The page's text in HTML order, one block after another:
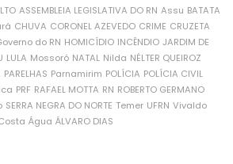
ASSEMBLEIA LEGISLATIVA DO RN Assu BATATA
CHUVA CORONEL AZEVEDO CRIME CRUZETA
do RN HOMICÍDIO INCÊNDIO JARDIM DE
LULA Mossoró NATAL Nilda NÉLTER QUEIROZ
PARELHAS Parnamirim POLÍCIA POLÍCIA CIVIL
PRF RAFAEL MOTTA RN ROBERTO GERMANO
SERRA NEGRA DO NORTE Temer UFRN Vivaldo
Água ÁLVARO DIAS